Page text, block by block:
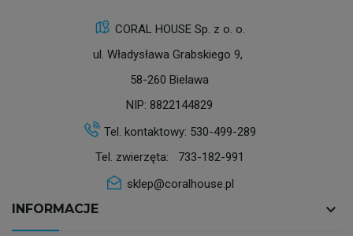
CORAL HOUSE Sp. z o. o.
ul. Władysława Grabskiego 9,
58-260 Bielawa
NIP: 8822144829
Tel. kontaktowy: 530-499-289
Tel. zwierzęta: 733-182-991
sklep@coralhouse.pl
INFORMACJE keyboard_arrow_down